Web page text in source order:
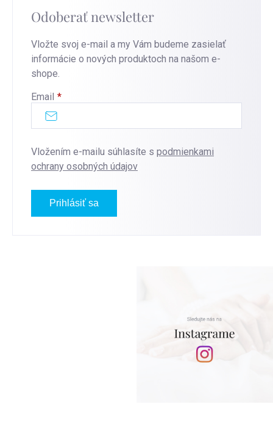
Odoberať newsletter
Vložte svoj e-mail a my Vám budeme zasielať
informácie o nových produktoch na našom e-
shope.
Email
Vložením e-mailu súhlasíte s podmienkami
ochrany osobných údajov
Prihlásiť sa